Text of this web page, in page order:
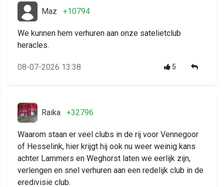
Maz +10794
We kunnen hem verhuren aan onze satelietclub
heracles.
08-07-2026 13:38 5
Raika +32796
Waarom staan er veel clubs in de rij voor Vennegoor
of Hesselink, hier krijgt hij ook nu weer weinig kans
achter Lammers en Weghorst laten we eerlijk zijn,
verlengen en snel verhuren aan een redelijk club in de
eredivisie club.